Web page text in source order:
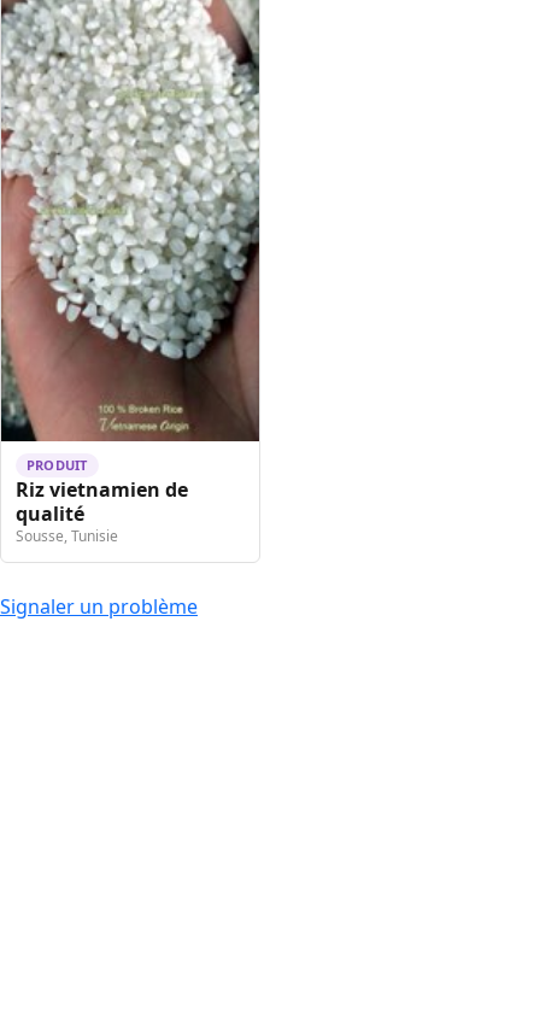
PRODUIT
Riz vietnamien de
qualité
Sousse, Tunisie
Signaler un problème